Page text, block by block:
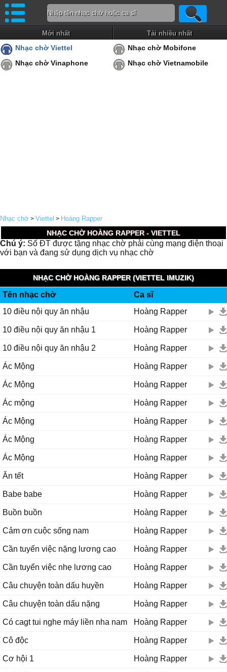
Mới nhất Tải nhiều nhất
Nhạc chờ Viettel
Nhạc chờ Mobifone
Nhạc chờ Vinaphone
Nhạc chờ Vietnamobile
Nhạc chờ > Viettel > Hoàng Rapper
NHẠC CHỜ HOÀNG RAPPER - VIETTEL
Chú ý: Số ĐT được tặng nhạc chờ phải cùng mạng điện thoại
với bạn và đang sử dụng dịch vụ nhạc chờ
NHẠC CHỜ HOÀNG RAPPER (VIETTEL IMUZIK)
Tên nhạc chờ
Ca sĩ
10 điều nội quy ăn nhậu
Hoàng Rapper
10 điều nội quy ăn nhậu 1 Hoàng Rapper
10 điều nội quy ăn nhậu 2 Hoàng Rapper
Ác Mộng Hoàng Rapper
Ác Mộng Hoàng Rapper
Ác mộng Hoàng Rapper
Ác Mộng Hoàng Rapper
Ác Mộng Hoàng Rapper
Ác Mộng Hoàng Rapper
Ăn tết Hoàng Rapper
Babe babe Hoàng Rapper
Buồn buồn Hoàng Rapper
Cảm ơn cuộc sống nam Hoàng Rapper
Cần tuyển việc nặng lương cao Hoàng Rapper
Cần tuyển việc nhẹ lương cao Hoàng Rapper
Câu chuyện toàn dấu huyền Hoàng Rapper
Câu chuyện toàn dấu nặng Hoàng Rapper
Có cagt tui nghe máy liền nha nam Hoàng Rapper
Cô độc Hoàng Rapper
Cơ hội 1 Hoàng Rapper